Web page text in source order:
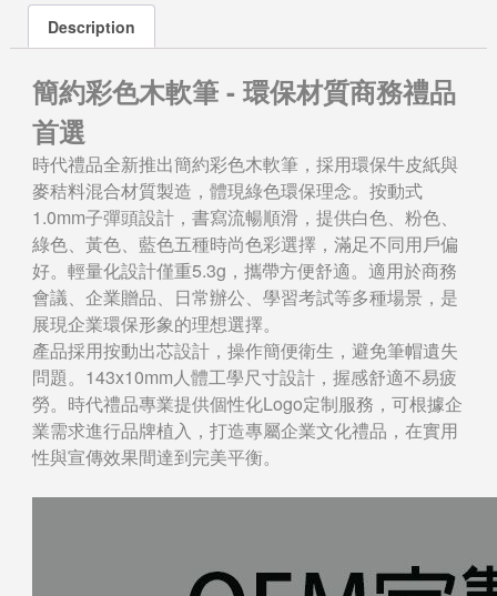
Description
簡約彩色木軟筆 - 環保材質商務禮品
首選
時代禮品全新推出簡約彩色木軟筆，採用環保牛皮紙與
麥秸料混合材質製造，體現綠色環保理念。按動式
1.0mm子彈頭設計，書寫流暢順滑，提供白色、粉色、
綠色、黃色、藍色五種時尚色彩選擇，滿足不同用戶偏
好。輕量化設計僅重5.3g，攜帶方便舒適。適用於商務
會議、企業贈品、日常辦公、學習考試等多種場景，是
展現企業環保形象的理想選擇。
產品採用按動出芯設計，操作簡便衛生，避免筆帽遺失
問題。143x10mm人體工學尺寸設計，握感舒適不易疲
勞。時代禮品專業提供個性化Logo定制服務，可根據企
業需求進行品牌植入，打造專屬企業文化禮品，在實用
性與宣傳效果間達到完美平衡。